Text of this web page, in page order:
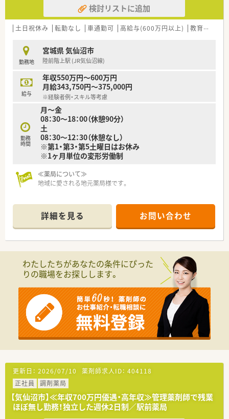
【法人特徴について】
■日本を代表する大手総合小売企業が母体であり、非常に安定し
た経営基盤が魅力です。
ポートすることを目指しています。
■薬剤師の専門性を活かしつつ、店舗運営や商品開発など多様な
キャリアへ挑戦可能です。
【こんな方が活躍中】
■仕事のやりがいとプライベートの充実をどちらも諦めたくな
い、欲張りで前向きな姿勢を持った薬剤師が数多く活躍していま
す。
■調剤業務の経験が少ない第二新卒の方やブランクがある方も、
研修を通じて着実にスキルを身につけ第一線で貢献していま
す。
■定年後も再雇用制度を利用して70歳まで元気に働いている方
もおり、年齢を問わず長く活躍できる土壌がある職場です。
検討リストに追加
土日祝休み 転勤なし 車通勤可 高給与(600万円以上) 教育制度あり
勤務地
宮城県 気仙沼市
陸前階上駅 (JR気仙沼線)
給与
年収550万円～600万円
月給343,750円～375,000円
※経験者例・スキル等考慮
勤務
時間
月～金
08：30～18：00（休憩90分）
土
08：30～12：30（休憩なし）
※第1・第3・第5土曜日はお休み
※1ヶ月単位の変形労働制
≪薬局について≫
地域に愛される地元薬局様です。
詳細を見る お問い合わせ
わたしたちがあなたの条件にぴった
りの職場をお探しします。
更新日： 2026/07/10 薬剤師求人ID： 404118
正社員
調剤薬局
【気仙沼市】≪年収700万円優遇・高年収≫管理薬剤師で残業
ほぼ無し勤務！独立した週休2日制／駅前薬局